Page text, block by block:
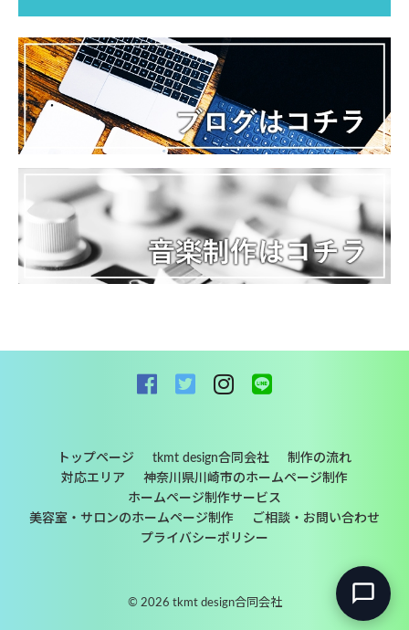
トップページ tkmt design合同会社
制作の流れ
対応エリア
神奈川県川崎市のホームページ制作
ホームページ制作サービス
美容室・サロンのホームページ制作
ご相談・お問い合わせ
プライバシーポリシー
© 2026 tkmt design合同会社
お問い合わせ